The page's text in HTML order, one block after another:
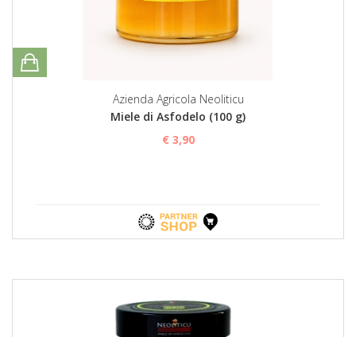
Azienda Agricola Neoliticu
Miele di Asfodelo (100 g)
€ 3,90